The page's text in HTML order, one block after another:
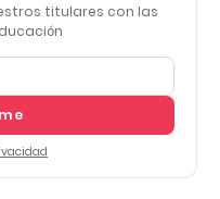
titulares con las